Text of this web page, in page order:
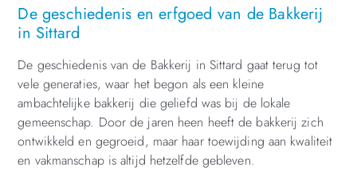
De geschiedenis en erfgoed van de Bakkerij
in Sittard
De geschiedenis van de Bakkerij in Sittard gaat terug tot
vele generaties, waar het begon als een kleine
ambachtelijke bakkerij die geliefd was bij de lokale
gemeenschap. Door de jaren heen heeft de bakkerij zich
ontwikkeld en gegroeid, maar haar toewijding aan kwaliteit
en vakmanschap is altijd hetzelfde gebleven.